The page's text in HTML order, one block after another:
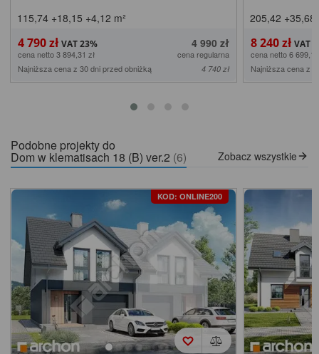
115,74 +18,15 +4,12 m²
4 790 zł 4 990 zł
cena netto 3 894,31 zł
cena regularna
Najniższa cena z 30 dni przed obniżką
4 740 zł
205,42 +35,68
8 240 zł
cena netto 6
Najniższa cena z
Podobne projekty do
Dom w klematisach 18 (B) ver.2 (6) Zobacz wszystkie
KOD: ONLINE200